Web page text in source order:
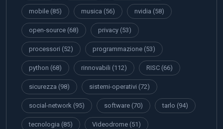
mobile (85) musica (56) nvidia (58)
open-source (68) privacy (53)
processori (52) programmazione (53)
python (68) rinnovabili (112) RISC (66)
sicurezza (98) sistemi-operativi (72)
social-network (95) software (70) tarlo (94)
tecnologia (85) Videodrome (51)